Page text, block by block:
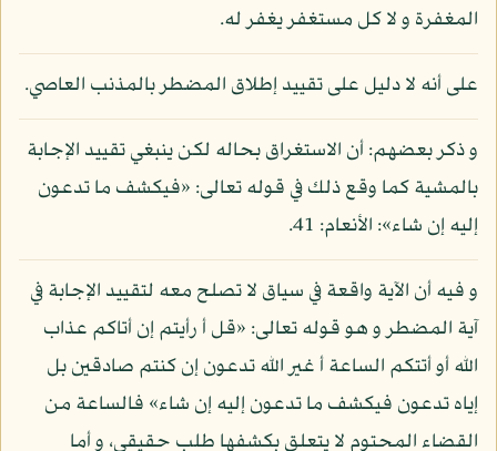
المغفرة و لا كل مستغفر يغفر له.
على أنه لا دليل على تقييد إطلاق المضطر بالمذنب العاصي.
و ذكر بعضهم: أن الاستغراق بحاله لكن ينبغي تقييد الإجابة
بالمشية كما وقع ذلك في قوله تعالى: «فيكشف ما تدعون
إليه إن شاء»: الأنعام: 41.
و فيه أن الآية واقعة في سياق لا تصلح معه لتقييد الإجابة في
آية المضطر و هو قوله تعالى: «قل أ رأيتم إن أتاكم عذاب
الله أو أتتكم الساعة أ غير الله تدعون إن كنتم صادقين بل
إياه تدعون فيكشف ما تدعون إليه إن شاء» فالساعة من
القضاء المحتوم لا يتعلق بكشفها طلب حقيقي، و أما